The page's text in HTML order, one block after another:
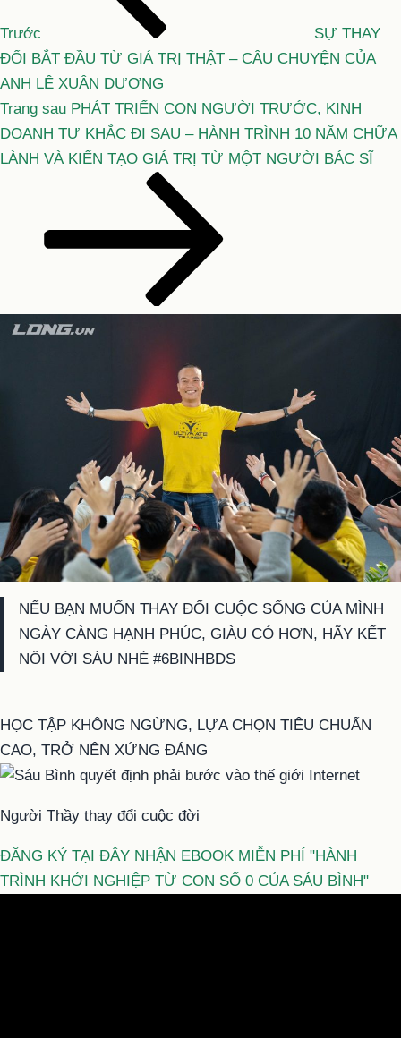
viết
Trước
SỰ THAY
ĐỔI BẮT ĐẦU TỪ GIÁ TRỊ THẬT – CÂU CHUYỆN CỦA
ANH LÊ XUÂN DƯƠNG
Bài
tiếp
theo
Trang sau PHÁT TRIỂN CON NGƯỜI TRƯỚC, KINH
DOANH TỰ KHẮC ĐI SAU – HÀNH TRÌNH 10 NĂM CHỮA
LÀNH VÀ KIẾN TẠO GIÁ TRỊ TỪ MỘT NGƯỜI BÁC SĨ
NẾU BẠN MUỐN THAY ĐỔI CUỘC SỐNG CỦA MÌNH
NGÀY CÀNG HẠNH PHÚC, GIÀU CÓ HƠN, HÃY KẾT
NỐI VỚI SÁU NHÉ #6BINHBDS
HỌC TẬP KHÔNG NGỪNG, LỰA CHỌN TIÊU CHUẨN
CAO, TRỞ NÊN XỨNG ĐÁNG
Người Thầy thay đổi cuộc đời
ĐĂNG KÝ TẠI ĐÂY NHẬN EBOOK MIỄN PHÍ "HÀNH
TRÌNH KHỞI NGHIỆP TỪ CON SỐ 0 CỦA SÁU BÌNH"